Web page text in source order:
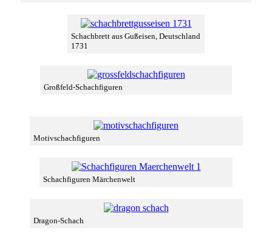
Schachbrett aus Gußeisen, Deutschland
1731
Großfeld-Schachfiguren
Motivschachfiguren
Schachfiguren Märchenwelt
Dragon-Schach